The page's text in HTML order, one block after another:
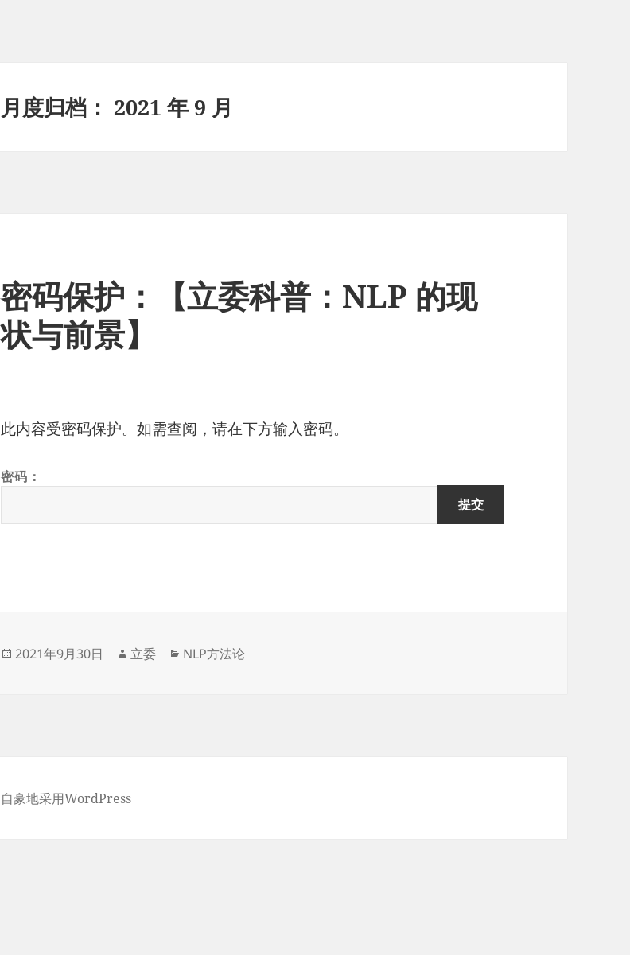
月度归档： 2021 年 9 月
密码保护：【立委科普：NLP 的现
状与前景】
此内容受密码保护。如需查阅，请在下方输入密码。
密码：
发
2021年9月30日
作
立委
分
NLP方法论
自豪地采用WordPress